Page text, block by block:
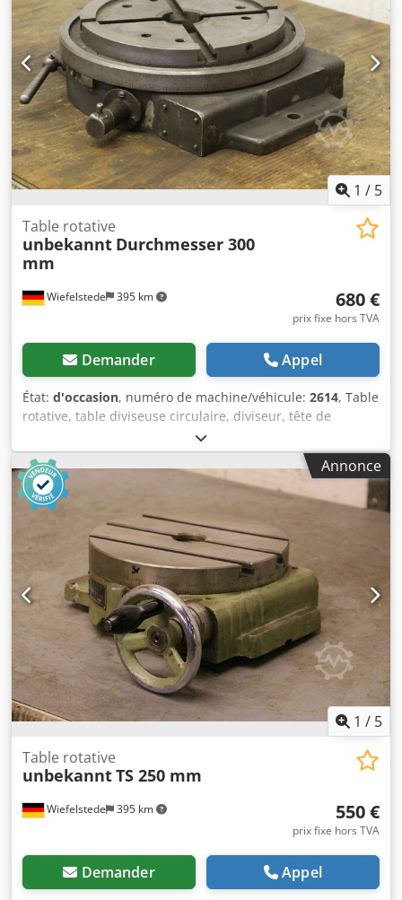
1 / 5
Wiefelstede 395 km
Table rotative
unbekannt Durchmesser 300
mm
680 €
prix fixe hors TVA
Demander Appel
État: d'occasion, numéro de machine/véhicule: 2614, Table
rotative, table diviseuse circulaire, diviseur, tête de
division Crodpfxefnbyme Ahhef -Table : Ø 300 mm -
Alésage central : Ø 62 mm -Hauteur : 115 mm -Rainure : 16
mm -Dimensions : 460/420/H115 mm -Poids : 61 kgAnnonce
1 / 5
Wiefelstede 395 km
Table rotative
unbekanntTS 250 mm
550 €
prix fixe hors TVA
Demander Appel